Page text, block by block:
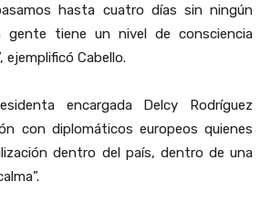
hasta cuatro días sin ningún
gente tiene un nivel de consciencia
ejemplificó Cabello.
encargada Delcy Rodríguez
con diplomáticos europeos quienes
dentro del país, dentro de una